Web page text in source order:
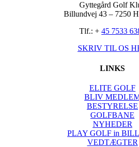
Gyttegård Golf
Billundvej 43 – 7250
Tlf.: + 45 7533
SKRIV TIL OS
LINKS
ELITE GOLF
BLIV
BESTYRELSE
GOLFBANE
NYHEDER
PLAY GOLF in
VEDTÆGTER